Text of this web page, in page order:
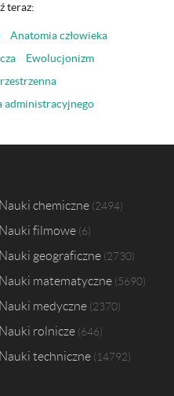
teraz:
Anatomia człowieka
Ewolucjonizm
administracyjnego
Nauki chemiczne 2494
Nauki filmowe 6
Nauki geograficzne 2730
Nauki matematyczne 5690
Nauki medyczne 2370
Nauki rolnicze 646
Nauki techniczne 14792